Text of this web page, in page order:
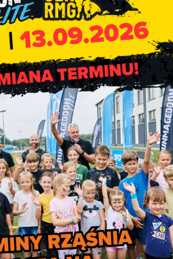
zawodowych realizować obowiązek
kasowe, miejsca prowadzenia
przesłoną ochronną.
oraz osoby, które nie mogą zakrywać ust
umiarkowanym albo głębokim lub
w tym zakresie).
zakrywania ust i nosa nie dotyczy również
Wojskowego i Służby Wywiadu
odpowiednie do rodzaju
w celu ustalenia jej tożsamości przez organy
osoby przez inne osoby w związku